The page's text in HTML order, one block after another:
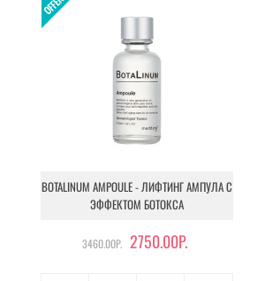
BOTALINUM AMPOULE - ЛИФТИНГ АМПУЛА С
ЭФФЕКТОМ БОТОКСА
3460.00Р. 2750.00Р.